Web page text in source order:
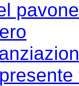
pavone